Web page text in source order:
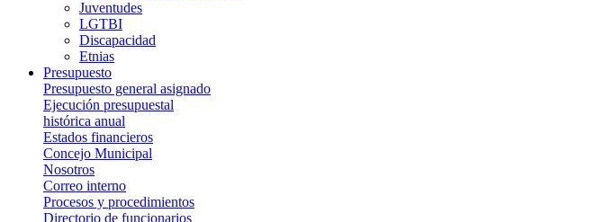
Juventudes
LGTBI
Discapacidad
Etnias
Presupuesto
Presupuesto general asignado
Ejecución presupuestal
histórica anual
Estados financieros
Concejo Municipal
Nosotros
Correo interno
Procesos y procedimientos
Directorio de funcionarios